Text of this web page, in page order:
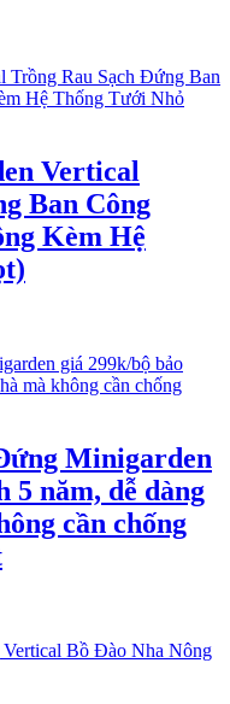
Vertical
Ban Công
Kèm Hệ
Minigarden
5 năm, dễ dàng
cần chống